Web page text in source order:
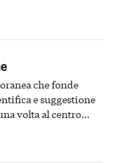
che fonde
e suggestione
volta al centro
passato astigiano